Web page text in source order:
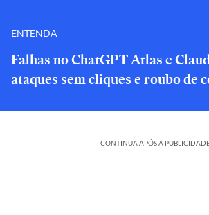
ENTENDA
Falhas no ChatGPT Atlas e
ataques sem cliques e roubo de
CONTINUA APÓS A